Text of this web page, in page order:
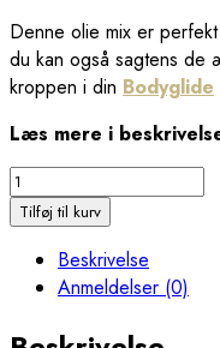
Denne olie mix er
du kan også sagtens de
kroppen i din Bodyglide
Læs mere i
Anti-
Bacterial
Essential
Tilføj til kurv
Beskrivelse
Anmeldelser (0)